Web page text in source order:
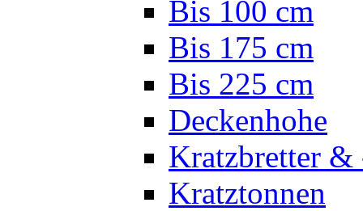
Bis 100 cm
Bis 175 cm
Bis 225 cm
Deckenhohe
Kratzbretter
Kratztonnen